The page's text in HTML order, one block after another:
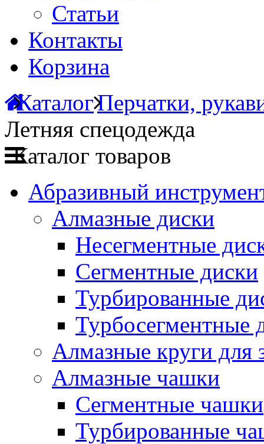
Статьи
Контакты
Корзина
КаталогПерчатки,
Летняя спецодежда
Каталог товаров
Абразивный
Алмазные диски
Несегментные
Сегментные диски
Турбированные
Турбосегментные
Алмазные круги для
Алмазные чашки
Сегментные чашки
Турбированные